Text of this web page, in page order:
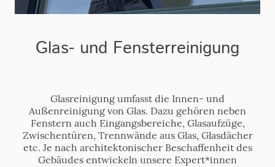
Glas- und Fensterreinigung
Glasreinigung umfasst die Innen- und
Außenreinigung von Glas. Dazu gehören neben
Fenstern auch Eingangsbereiche, Glasaufzüge,
Zwischentüren, Trennwände aus Glas, Glasdächer
etc. Je nach architektonischer Beschaffenheit des
Gebäudes entwickeln unsere Expert*innen